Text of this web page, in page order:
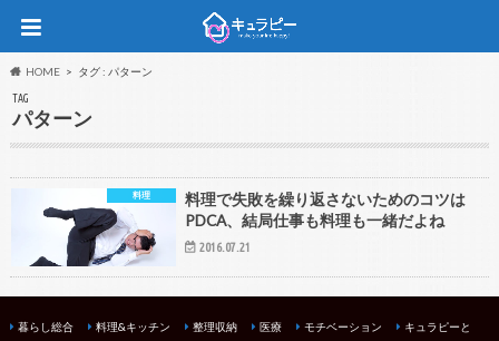
HOME タグ : パターン
TAG
パターン
料理
料理で失敗を繰り返さないためのコツは
PDCA、結局仕事も料理も一緒だよね
2016.07.21
暮らし総合 料理&キッチン 整理収納 医療 モチベーション
キュラピーと